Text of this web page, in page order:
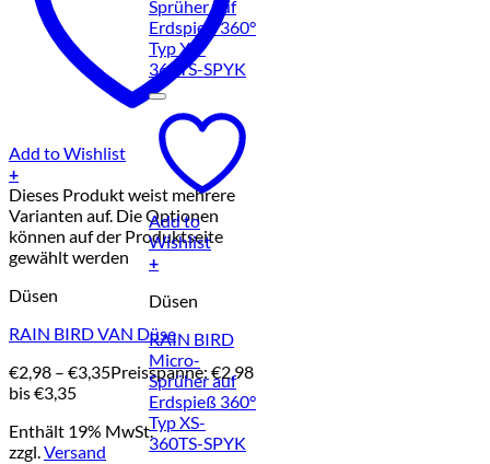
Add to Wishlist
+
Dieses Produkt weist mehrere
Varianten auf. Die Optionen
können auf der Produktseite
gewählt werden
Düsen
RAIN BIRD VAN Düse
€2,98 – €3,35Preisspanne: €2,98
bis €3,35
Enthält 19% MwSt.
zzgl.Versand
Add to
Wishlist
+
Düsen
RAIN BIRD
Micro-
Sprüher auf
Erdspieß 360°
Typ XS-
360TS-SPYK